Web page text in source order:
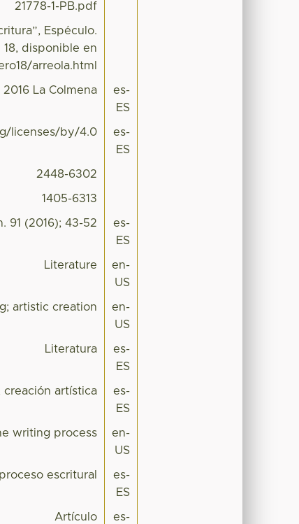
21778-1-PB.pdf
Espéculo.
18, disponible en
arreola.html
La Colmena
es-
ES
licenses/by/4.0
es-
ES
2448-6302
1405-6313
91 (2016); 43-52
es-
ES
Literature
en-
US
artistic creation
en-
US
Literatura
es-
ES
creación artística
es-
ES
writing process
en-
US
escritural
es-
ES
Artículo
es-